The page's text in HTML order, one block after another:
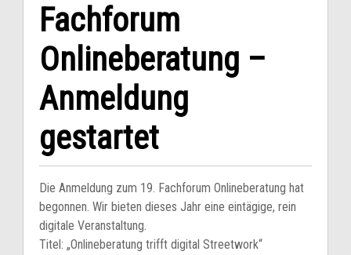
Fachforum
Onlineberatung –
Anmeldung
gestartet
Die Anmeldung zum 19. Fachforum Onlineberatung hat
begonnen. Wir bieten dieses Jahr eine eintägige, rein
digitale Veranstaltung.
Titel: „Onlineberatung trifft digital Streetwork“